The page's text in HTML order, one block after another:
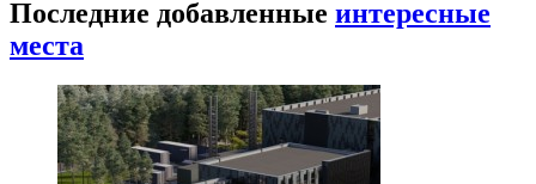
Последние добавленные интересные
места